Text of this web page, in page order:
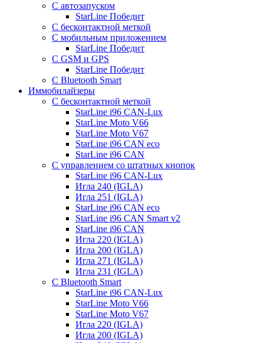
С автозапуском
StarLine Победит
С бесконтактной меткой
С мобильным приложением
StarLine Победит
С GSM и GPS
StarLine Победит
С Bluetooth Smart
Иммобилайзеры
С бесконтактной меткой
StarLine i96 CAN-Lux
StarLine Moto V66
StarLine Moto V67
StarLine i96 CAN eco
StarLine i96 CAN
С управлением со штатных кнопок
StarLine i96 CAN-Lux
Игла 240 (IGLA)
Игла 251 (IGLA)
StarLine i96 CAN eco
StarLine i96 CAN Smart v2
StarLine i96 CAN
Игла 220 (IGLA)
Игла 200 (IGLA)
Игла 271 (IGLA)
Игла 231 (IGLA)
С Bluetooth Smart
StarLine i96 CAN-Lux
StarLine Moto V66
StarLine Moto V67
Игла 220 (IGLA)
Игла 200 (IGLA)